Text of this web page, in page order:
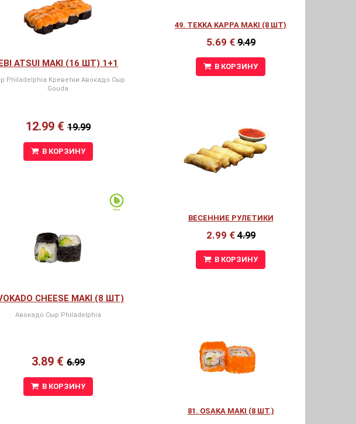
49. TEKKA KAPPA MAKI (8 ШТ)
5.69 €9.49
В КОРЗИНУ
ВЕСЕННИЕ РУЛЕТИКИ
2.99 €4.99
В КОРЗИНУ
81. OSAKA MAKI (8 ШТ.)
ATSUI MAKI (16 ШТ) 1+1
Philadelphia Kреветки Авокадо Сыр
Gouda
12.99 € 19.99
В КОРЗИНУ
CHEESE MAKI (8 ШТ)
Авокадо Сыр Philadelphia
3.89 € 6.99
В КОРЗИНУ